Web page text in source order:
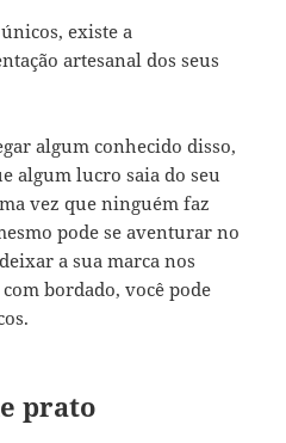
existe a
artesanal dos seus
algum conhecido disso,
algum lucro saia do seu
vez que ninguém faz
pode se aventurar no
a sua marca nos
bordado, você pode
prato